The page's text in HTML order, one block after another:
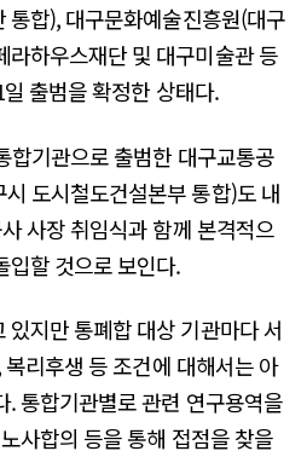
통합), 대구문화예술진흥원(대구
라하우스재단 및 대구미술관 등
출범을 확정한 상태다.
합기관으로 출범한 대구교통공
도시철도건설본부 통합)도 내
사장 취임식과 함께 본격적으
입할 것으로 보인다.
있지만 통폐합 대상 기관마다 서
리후생 등 조건에 대해서는 아
. 통합기관별로 관련 연구용역을
사합의 등을 통해 접점을 찾을